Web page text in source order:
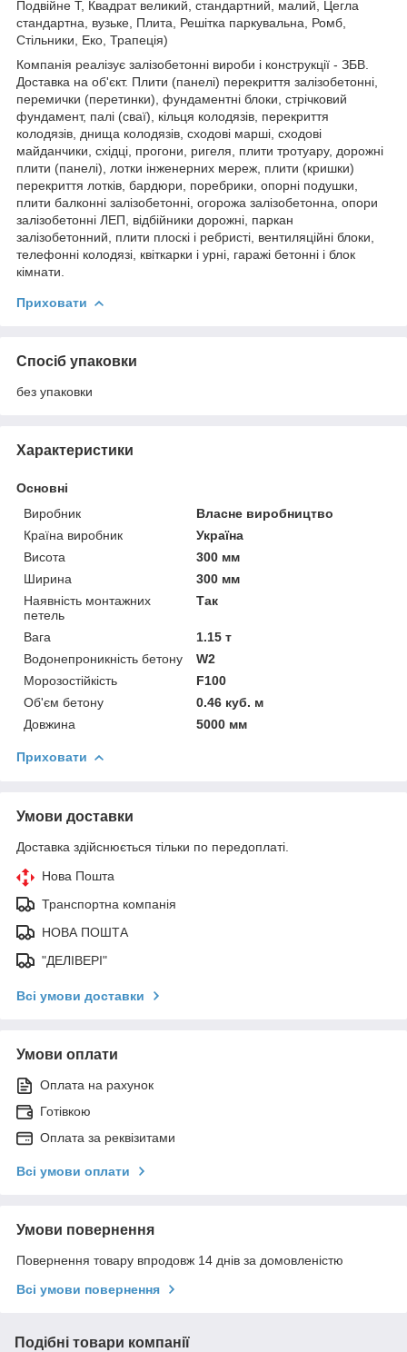
Подвійне Т, Квадрат великий, стандартний, малий, Цегла
стандартна, вузьке, Плита, Решітка паркувальна, Ромб,
Стільники, Еко, Трапеція)
Компанія реалізує залізобетонні вироби і конструкції - ЗБВ.
Доставка на об'єкт. Плити (панелі) перекриття залізобетонні,
перемички (перетинки), фундаментні блоки, стрічковий
фундамент, палі (сваї), кільця колодязів, перекриття
колодязів, днища колодязів, сходові марші, сходові
майданчики, східці, прогони, ригеля, плити тротуару, дорожні
плити (панелі), лотки інженерних мереж, плити (кришки)
перекриття лотків, бардюри, поребрики, опорні подушки,
плити балконні залізобетонні, огорожа залізобетонна, опори
залізобетонні ЛЕП, відбійники дорожні, паркан
залізобетонний, плити плоскі і ребристі, вентиляційні блоки,
телефонні колодязі, квіткарки і урні, гаражі бетонні і блок
кімнати.
Приховати
Спосіб упаковки
без упаковки
Характеристики
Основні
Виробник
Власне виробництво
Країна виробник
Україна
Висота
300 мм
Ширина
300 мм
Наявність монтажних
петель
Так
Вага
1.15 т
Водонепроникність бетону
W2
Морозостійкість
F100
Об'єм бетону
0.46 куб. м
Довжина
5000 мм
Приховати
Умови доставки
Доставка здійснюється тільки по передоплаті.
Нова Пошта
Транспортна компанія
НОВА ПОШТА
"ДЕЛІВЕРІ"
Всі умови доставки
Умови оплати
Оплата на рахунок
Готівкою
Оплата за реквізитами
Всі умови оплати
Умови повернення
Повернення товару впродовж 14 днів за домовленістю
Всі умови повернення
Подібні товари компанії